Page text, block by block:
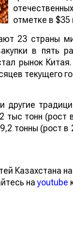
отметке в $35
23 страны
в пять
рынок
текущего
другие
тыс тонн
тонны (рост
Казахстана
наyoutube